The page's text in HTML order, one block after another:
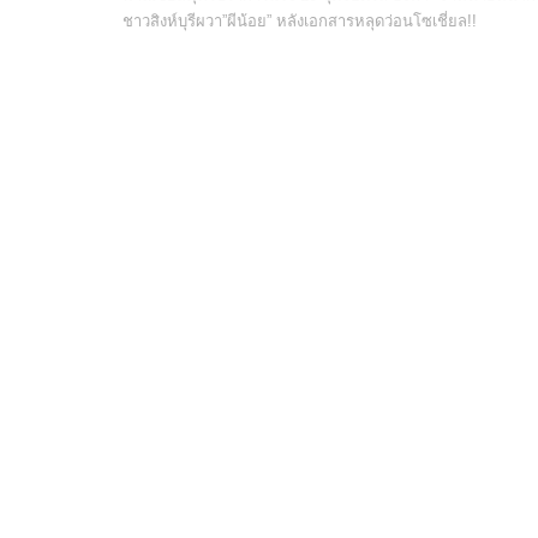
ชาวสิงห์บุรีผวา”ผีน้อย” หลังเอกสารหลุดว่อนโซเชี่ยล!!